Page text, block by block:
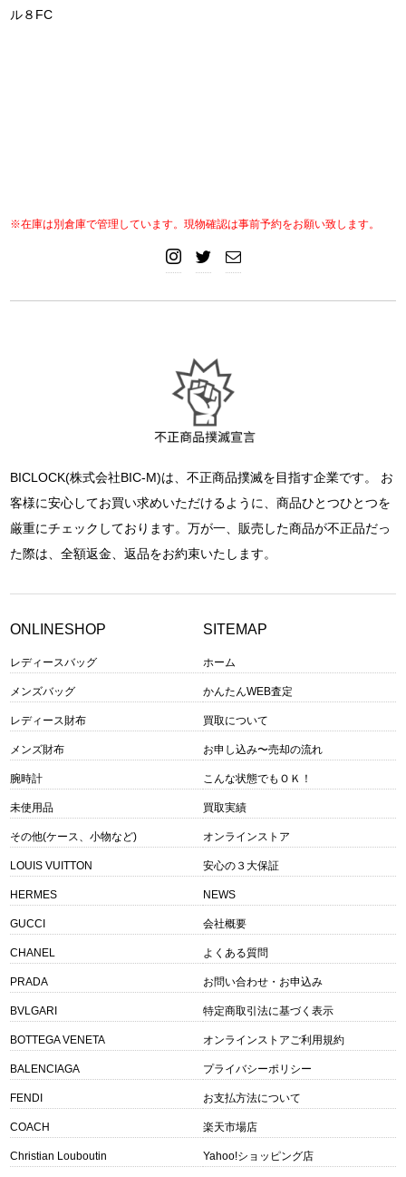
ル８FC
※在庫は別倉庫で管理しています。現物確認は事前予約をお願い致します。
BICLOCK(株式会社BIC-M)は、不正商品撲滅を目指す企業です。 お
客様に安心してお買い求めいただけるように、商品ひとつひとつを
厳重にチェックしております。万が一、販売した商品が不正品だっ
た際は、全額返金、返品をお約束いたします。
ONLINESHOP
レディースバッグ
メンズバッグ
レディース財布
メンズ財布
腕時計
未使用品
その他(ケース、小物など)
LOUIS VUITTON
HERMES
GUCCI
CHANEL
PRADA
BVLGARI
BOTTEGA VENETA
BALENCIAGA
FENDI
COACH
Christian Louboutin
SITEMAP
ホーム
かんたんWEB査定
買取について
お申し込み〜売却の流れ
こんな状態でもＯＫ！
買取実績
オンラインストア
安心の３大保証
NEWS
会社概要
よくある質問
お問い合わせ・お申込み
特定商取引法に基づく表示
オンラインストアご利用規約
プライバシーポリシー
お支払方法について
楽天市場店
Yahoo!ショッピング店